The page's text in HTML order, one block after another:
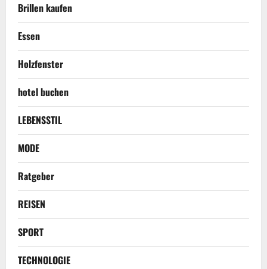
Brillen kaufen
Essen
Holzfenster
hotel buchen
LEBENSSTIL
MODE
Ratgeber
REISEN
SPORT
TECHNOLOGIE